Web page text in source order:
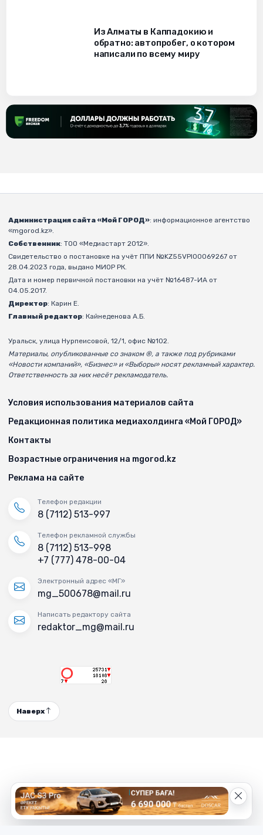
Из Алматы в Каппадокию и
обратно: автопробег, о котором
написали по всему миру
Администрация сайта «Мой ГОРОД»: информационное агентство
«mgorod.kz».
Собственник: ТОО «Медиастарт 2012».
Свидетельство о постановке на учёт ППИ №KZ55VPI00069267 от
28.04.2023 года, выдано МИОР РК.
Дата и номер первичной постановки на учёт №16487-ИА от
04.05.2017.
Директор: Карин Е.
Главный редактор: Кайнеденова А.Б.
Уральск, улица Нурпеисовой, 12/1, офис №102.
Материалы, опубликованные со знаком ®, а также под рубриками
«Новости компаний», «Бизнес» и «Выборы» носят рекламный характер.
Ответственность за них несёт рекламодатель.
Условия использования материалов сайта
Редакционная политика медиахолдинга «Мой ГОРОД»
Контакты
Возрастные ограничения на mgorod.kz
Реклама на сайте
Телефон редакции
8 (7112) 513-997
Телефон рекламной службы
8 (7112) 513-998
+7 (777) 478-00-04
Электронный адрес «МГ»
mg_500678@mail.ru
Написать редактору сайта
redaktor_mg@mail.ru
Наверх